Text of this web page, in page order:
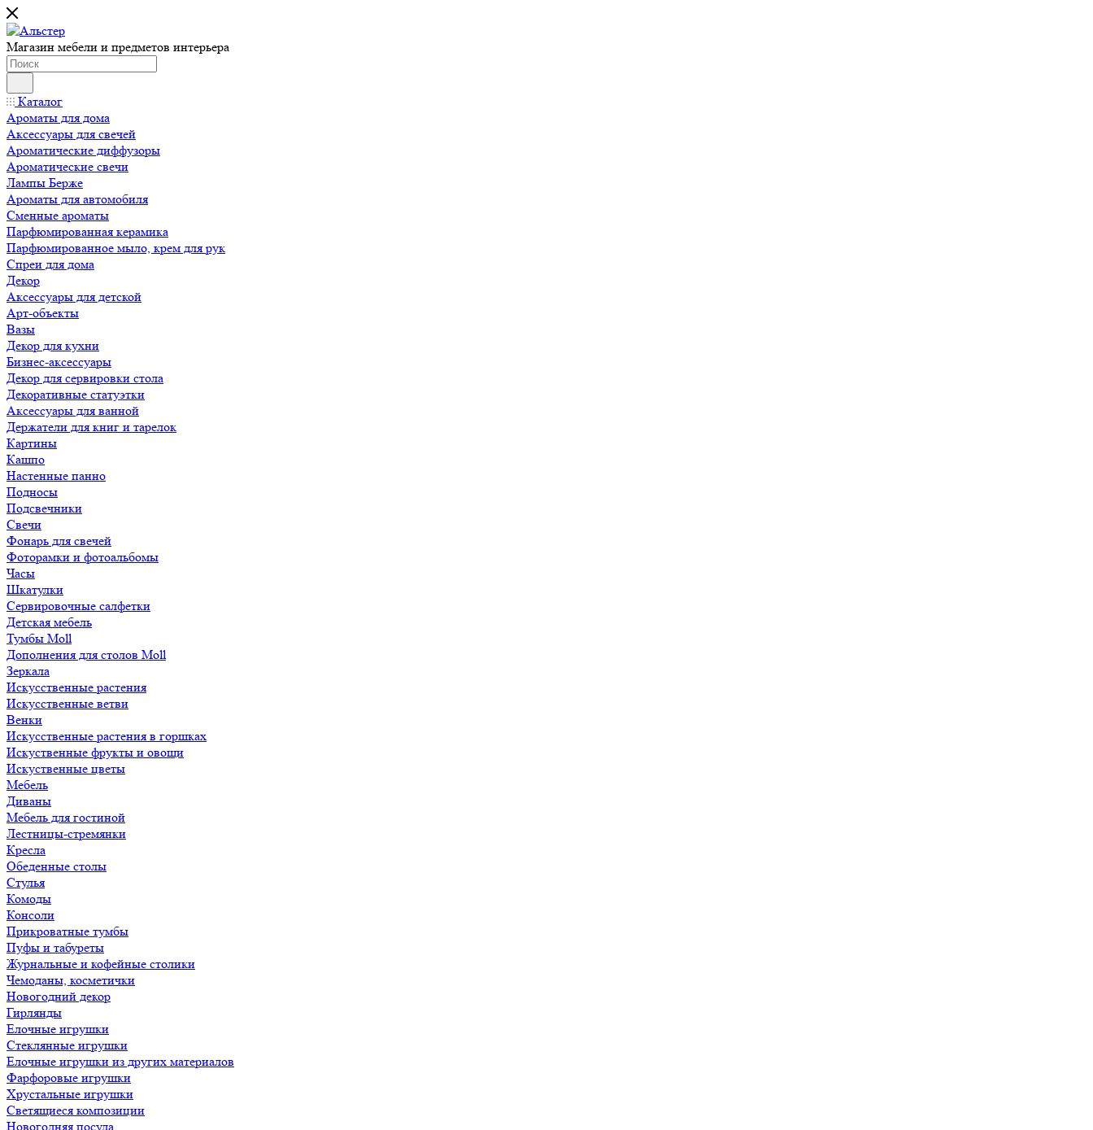
Магазин мебели и предметов интерьера
Каталог
Ароматы для дома
Аксессуары для свечей
Ароматические диффузоры
Ароматические свечи
Лампы Берже
Ароматы для автомобиля
Сменные ароматы
Парфюмированная керамика
Парфюмированное мыло, крем для рук
Спреи для дома
Декор
Аксессуары для детской
Арт-объекты
Вазы
Декор для кухни
Бизнес-аксессуары
Декор для сервировки стола
Декоративные статуэтки
Аксессуары для ванной
Держатели для книг и тарелок
Картины
Кашпо
Настенные панно
Подносы
Подсвечники
Свечи
Фонарь для свечей
Фоторамки и фотоальбомы
Часы
Шкатулки
Сервировочные салфетки
Детская мебель
Тумбы Moll
Дополнения для столов Moll
Зеркала
Искусственные растения
Искусственные ветви
Венки
Искусственные растения в горшках
Искуственные фрукты и овощи
Искуственные цветы
Мебель
Диваны
Мебель для гостиной
Лестницы-стремянки
Кресла
Обеденные столы
Стулья
Комоды
Консоли
Прикроватные тумбы
Пуфы и табуреты
Журнальные и кофейные столики
Чемоданы, косметички
Новогодний декор
Гирлянды
Елочные игрушки
Стеклянные игрушки
Елочные игрушки из других материалов
Фарфоровые игрушки
Хрустальные игрушки
Светящиеся композиции
Новогодняя посуда